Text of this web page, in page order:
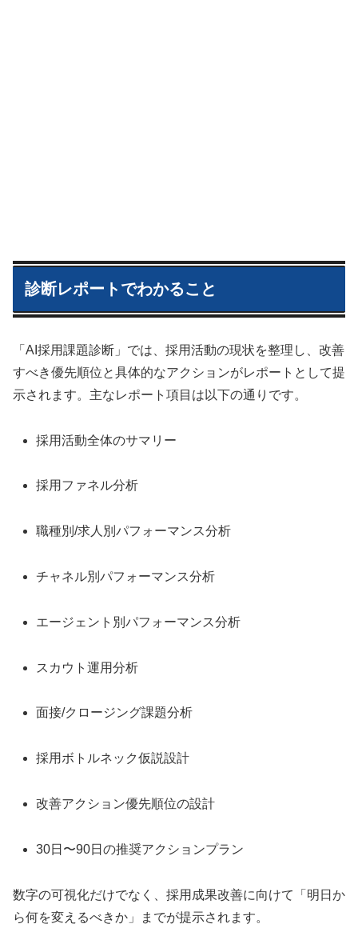
診断レポートでわかること
「AI採用課題診断」では、採用活動の現状を整理し、改善
すべき優先順位と具体的なアクションがレポートとして提
示されます。主なレポート項目は以下の通りです。
採用活動全体のサマリー
採用ファネル分析
職種別/求人別パフォーマンス分析
チャネル別パフォーマンス分析
エージェント別パフォーマンス分析
スカウト運用分析
面接/クロージング課題分析
採用ボトルネック仮説設計
改善アクション優先順位の設計
30日〜90日の推奨アクションプラン
数字の可視化だけでなく、採用成果改善に向けて「明日か
ら何を変えるべきか」までが提示されます。